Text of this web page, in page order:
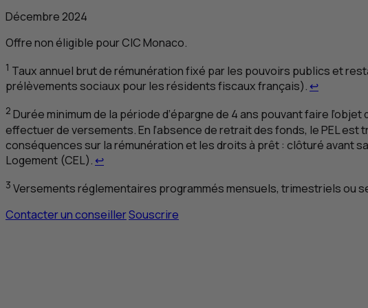
Décembre 2024
Offre non éligible pourCICMonaco.
1 Taux annuel brut de rémunération fixé par les pouvoirs publics et
prélèvements sociaux pour les résidents fiscaux français). ↩Retour au
2 Durée minimum de la période d’épargne de 4 ans pouvant faire
effectuer de versements. En l’absence de retrait des fonds, lePELest
conséquences sur la rémunération et les droits à prêt : clôturé avant
Logement (CEL). ↩Retour au renvoi 2
3 Versements réglementaires programmés mensuels, trimestriels ou
Contacter un conseillerSouscrire